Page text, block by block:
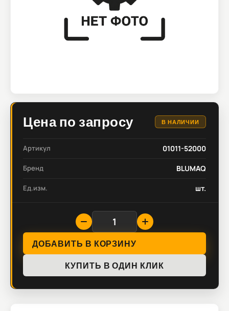
Цена по запросу В НАЛИЧИИ
Артикул 01011-52000
Бренд BLUMAQ
Ед.изм. шт.
ДОБАВИТЬ В КОРЗИНУ
КУПИТЬ В ОДИН КЛИК